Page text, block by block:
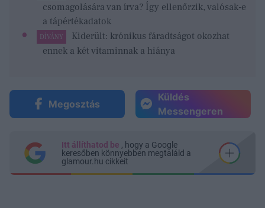
csomagolására van írva? Így ellenőrzik, valósak-e
a tápértékadatok
DÍVÁNY
Kiderült: krónikus fáradtságot okozhat
ennek a két vitaminnak a hiánya
Megosztás
Küldés
Messengeren
Itt állíthatod be , hogy a Google
keresőben könnyebben megtaláld a
glamour.hu cikkeit